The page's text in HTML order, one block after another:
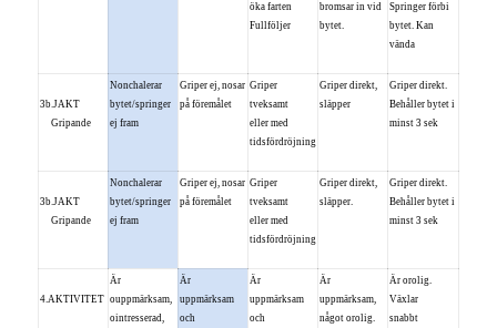
öka farten
Fullföljer
bromsar in vid
bytet.
Springer förbi
bytet. Kan
vända
3b.JAKT
Gripande
Nonchalerar
bytet/springer
ej fram
Griper ej, nosar
på föremålet
Griper
tveksamt
eller med
tidsfördröjning
Griper direkt,
släpper
Griper direkt.
Behåller bytet i
minst 3 sek
3b.JAKT
Gripande
Nonchalerar
bytet/springer
ej fram
Griper ej, nosar
på föremålet
Griper
tveksamt
eller med
tidsfördröjning
Griper direkt,
släpper.
Griper direkt.
Behåller bytet i
minst 3 sek
4.AKTIVITET
Är
ouppmärksam,
ointresserad,
Är
uppmärksam
och
Är
uppmärksam
och
Är
uppmärksam,
något orolig.
Är orolig.
Växlar
snabbt